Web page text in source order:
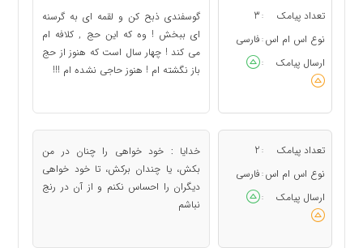
تعداد پیامک :
3
نوع اس ام اس : فارسی
ارسال پیامک
:
گوسفندی ذبح کن و لقمه ای به گرسنه
ای ببخش ! وه که این حج , کلافه ام
می کند ! چهار سال است که هنوز از حج
باز نگشته ام ! هنوز حاجی نشده ام !!!
تعداد پیامک :
2
نوع اس ام اس : فارسی
ارسال پیامک
:
خدایا : خود خواهی را چنان در من
بکش، یا چندان برکش، تا خود خواهی
دیگران را احساس نکنم و از آن در رنج
نباشم